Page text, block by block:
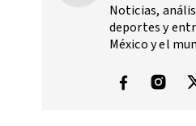
Noticias,
deportes y
México y el